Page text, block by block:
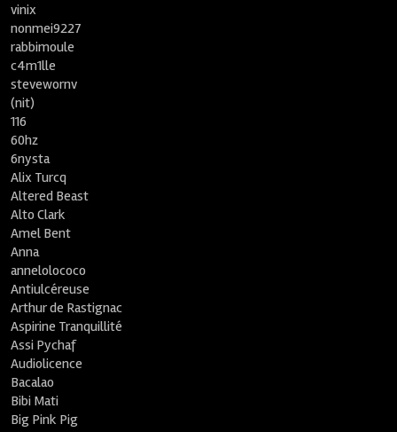
vinix
nonmei9227
rabbimoule
c4m1lle
stevewornv
(nit)
116
60hz
6nysta
Alix Turcq
Altered Beast
Alto Clark
Amel Bent
Anna
annelolococo
Antiulcéreuse
Arthur de Rastignac
Aspirine Tranquillité
Assi Pychaf
Audiolicence
Bacalao
Bibi Mati
Big Pink Pig